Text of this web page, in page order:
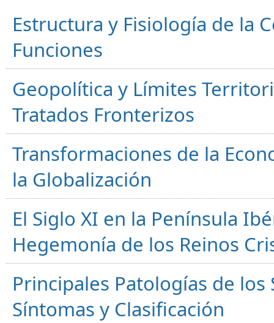
Estructura y Fisiología de la
Funciones
Geopolítica y Límites
Tratados Fronterizos
Transformaciones de la
la Globalización
El Siglo XI en la Península
Hegemonía de los Reinos
Principales Patologías de
Síntomas y Clasificación